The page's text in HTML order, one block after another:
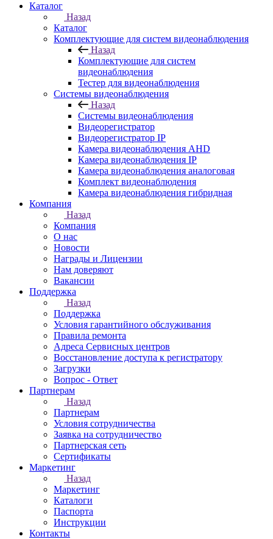
Каталог
Назад
Каталог
Комплектующие для систем видеонаблюдения
Назад
Комплектующие для систем
видеонаблюдения
Тестер для видеонаблюдения
Системы видеонаблюдения
Назад
Системы видеонаблюдения
Видеорегистратор
Видеорегистратор IP
Камера видеонаблюдения AHD
Камера видеонаблюдения IP
Камера видеонаблюдения аналоговая
Комплект видеонаблюдения
Камера видеонаблюдения гибридная
Компания
Назад
Компания
О нас
Новости
Награды и Лицензии
Нам доверяют
Вакансии
Поддержка
Назад
Поддержка
Условия гарантийного обслуживания
Правила ремонта
Адреса Сервисных центров
Восстановление доступа к регистратору
Загрузки
Вопрос - Ответ
Партнерам
Назад
Партнерам
Условия сотрудничества
Заявка на сотрудничество
Партнерская сеть
Сертификаты
Маркетинг
Назад
Маркетинг
Каталоги
Паспорта
Инструкции
Контакты